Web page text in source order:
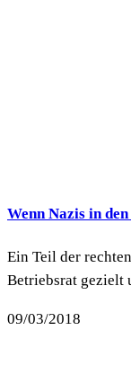
Wenn Nazis in
Ein Teil der
Betriebsrat gezielt
09/03/2018